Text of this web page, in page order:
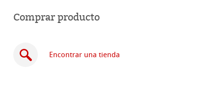
Comprar producto
Encontrar una tienda